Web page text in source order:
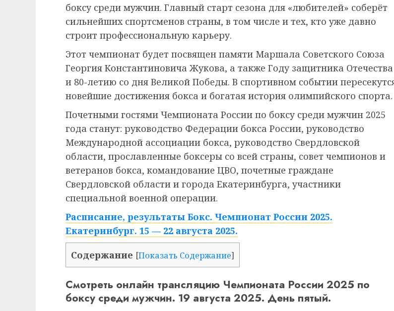
боксу среди мужчин. Главный старт сезона для «любителей» соберёт
сильнейших спортсменов страны, в том числе и тех, кто уже давно
строит профессиональную карьеру.
Этот чемпионат будет посвящен памяти Маршала Советского Союза
Георгия Константиновича Жукова, а также Году защитника Отечества
и 80-летию со дня Великой Победы. В спортивном событии
новейшие достижения бокса и богатая история олимпийского спорта.
Почетными гостями Чемпионата России по боксу среди мужчин 2025
года станут: руководство Федерации бокса России, руководство
Международной ассоциации бокса, руководство Свердловской
области, прославленные боксеры со всей страны, совет чемпионов и
ветеранов бокса, командование ЦВО, почетные граждане
Свердловской области и города Екатеринбурга, участники
специальной военной операции.
Расписание, результаты Бокс. Чемпионат России 2025.
Екатеринбург. 15 — 22 августа 2025.
Содержание [Показать Содержание]
Смотреть онлайн трансляцию Чемпионата России 2025 по
боксу среди мужчин. 19 августа 2025. День пятый.